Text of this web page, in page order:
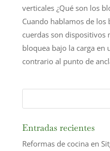
verticales ¿Qué son los
Cuando hablamos de los
cuerdas son dispositivos
bloquea bajo la carga en
contrario al punto de
Entradas recientes
Reformas de cocina en